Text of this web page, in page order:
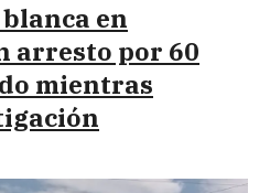
en
arresto por 60
mientras